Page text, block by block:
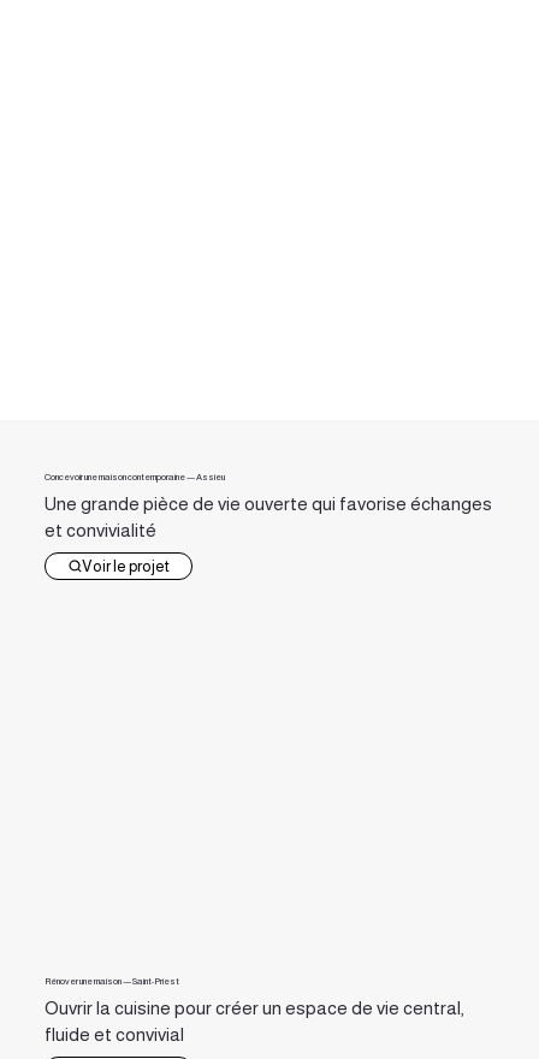
Concevoir une maison contemporaine — Assieu
Une grande pièce de vie ouverte qui favorise échanges
et convivialité
Voir le projet
Rénover une maison — Saint-Priest
Ouvrir la cuisine pour créer un espace de vie central,
fluide et convivial